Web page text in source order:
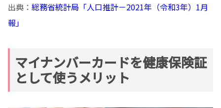
出典： 総務省統計局「人口推計－2021年（令和3年）1月
報」
マイナンバーカードを健康保険証
として使うメリット